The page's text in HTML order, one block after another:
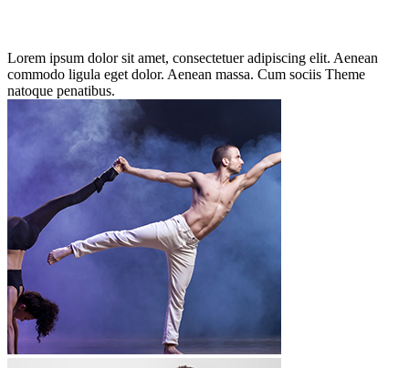
Lorem ipsum dolor sit amet, consectetuer adipiscing elit. Aenean
commodo ligula eget dolor. Aenean massa. Cum sociis Theme
natoque penatibus.